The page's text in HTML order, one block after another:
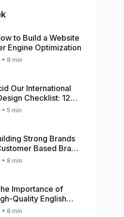
to Build a Website
Engine Optimization
• 8 min
Our International
Checklist: 12
5 min
Strong Brands
Based Brand
Model
• 8 min
Importance of
Quality English
• 8 min